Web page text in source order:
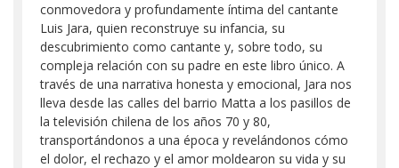
conmovedora y profundamente íntima del cantante
Luis Jara, quien reconstruye su infancia, su
descubrimiento como cantante y, sobre todo, su
compleja relación con su padre en este libro único. A
través de una narrativa honesta y emocional, Jara nos
lleva desde las calles del barrio Matta a los pasillos de
la televisión chilena de los años 70 y 80,
transportándonos a una época y revelándonos cómo
el dolor, el rechazo y el amor moldearon su vida y su